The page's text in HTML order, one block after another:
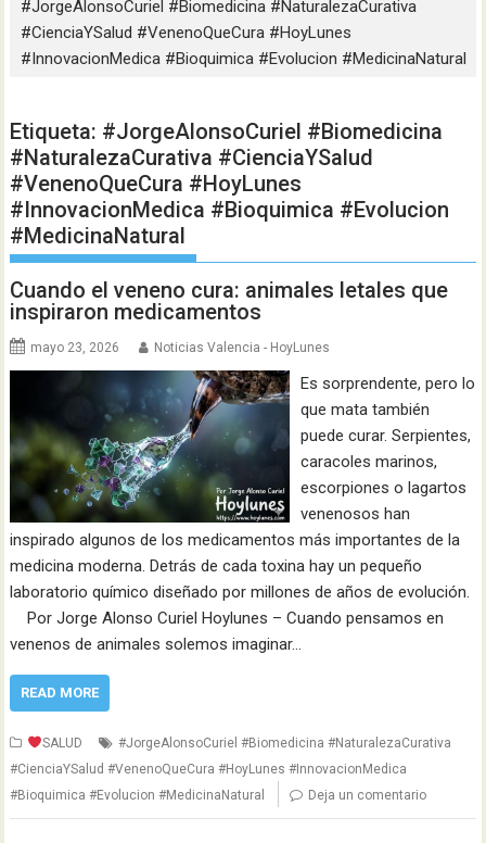
#JorgeAlonsoCuriel #Biomedicina #NaturalezaCurativa
#CienciaYSalud #VenenoQueCura #HoyLunes
#InnovacionMedica #Bioquimica #Evolucion #MedicinaNatural
Etiqueta: #JorgeAlonsoCuriel #Biomedicina
#NaturalezaCurativa #CienciaYSalud
#VenenoQueCura #HoyLunes
#InnovacionMedica #Bioquimica #Evolucion
#MedicinaNatural
Cuando el veneno cura: animales letales que
inspiraron medicamentos
mayo 23, 2026 Noticias Valencia - HoyLunes
Es sorprendente, pero lo
que mata también
puede curar. Serpientes,
caracoles marinos,
escorpiones o lagartos
venenosos han
inspirado algunos de los medicamentos más importantes de la
medicina moderna. Detrás de cada toxina hay un pequeño
laboratorio químico diseñado por millones de años de evolución.
Por Jorge Alonso Curiel Hoylunes – Cuando pensamos en
venenos de animales solemos imaginar…
READ MORE
SALUD
#JorgeAlonsoCuriel #Biomedicina #NaturalezaCurativa
#CienciaYSalud #VenenoQueCura #HoyLunes #InnovacionMedica
#Bioquimica #Evolucion #MedicinaNatural
Deja un comentario